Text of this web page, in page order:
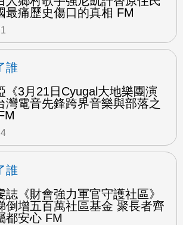
最痛歷史傷口的真相 FM
誰
《3月21日Cyugal大地樂團演
灣電音先鋒跨界音樂與部落之
誰
誌《財會強力軍官守護社區》
倒增五百萬社區基金 聚長者齊
都安心 FM